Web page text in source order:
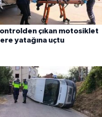
çıkan motosiklet
yatağına uçtu